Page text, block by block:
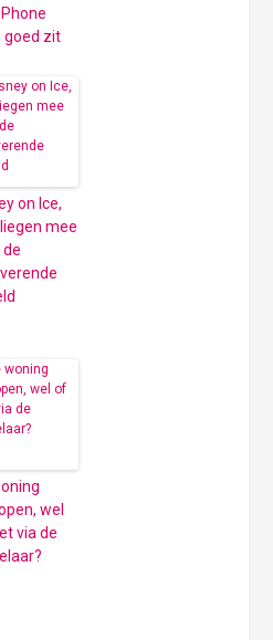
goed zit
on Ice,
mee
de
wel
via de